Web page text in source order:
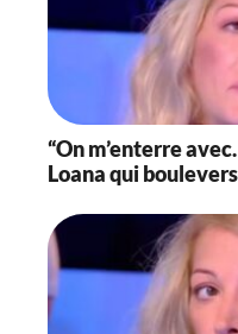
“On m’enterre
Loana qui